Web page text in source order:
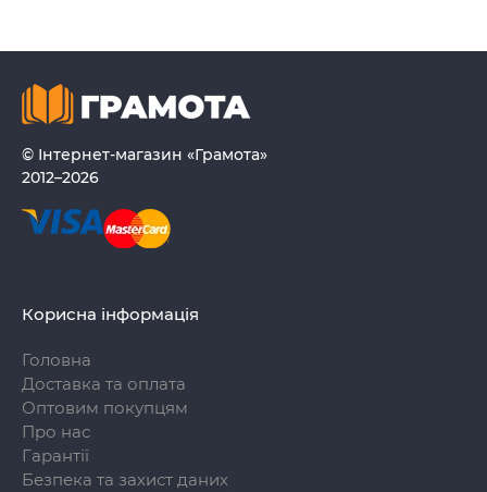
© Інтернет-магазин «Грамота»
2012–2026
Корисна інформація
Головна
Доставка та оплата
Оптовим покупцям
Про нас
Гарантії
Безпека та захист даних